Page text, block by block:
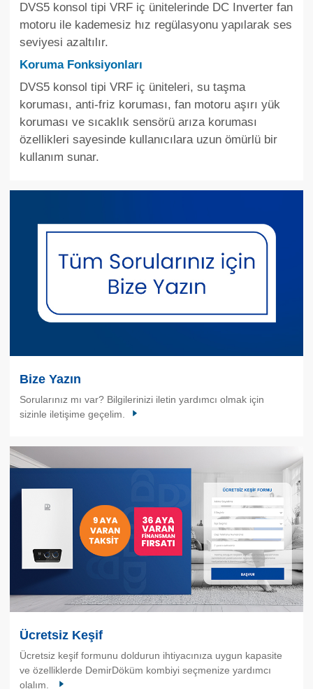
DVS5 konsol tipi VRF iç ünitelerinde DC Inverter fan
motoru ile kademesiz hız regülasyonu yapılarak ses
seviyesi azaltılır.
Koruma Fonksiyonları
DVS5 konsol tipi VRF iç üniteleri, su taşma
koruması, anti-friz koruması, fan motoru aşırı yük
koruması ve sıcaklık sensörü arıza koruması
özellikleri sayesinde kullanıcılara uzun ömürlü bir
kullanım sunar.
Bize Yazın
Sorularınız mı var? Bilgilerinizi iletin yardımcı olmak için
sizinle iletişime geçelim.
Ücretsiz Keşif
Ücretsiz keşif formunu doldurun ihtiyacınıza uygun kapasite
ve özelliklerde DemirDöküm kombiyi seçmenize yardımcı
olalım.